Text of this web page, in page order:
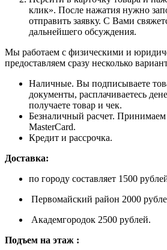
клик». После нажатия нужно
отправить заявку. С Вами
дальнейшего обсуждения.
Мы работаем с физическими и
предоставляем сразу несколько
Наличные. Вы подписываете
документы, расплачиваетесь
получаете товар и чек.
Безналичный расчет.
MasterCard.
Кредит и рассрочка.
Доставка:
по городу составляет 1500
Первомайский район 2000
Академгородок 2500 рублей.
Подъем на этаж :